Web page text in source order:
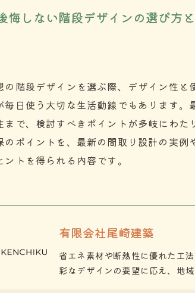
悔しない階段デザインの選び方
の階段デザインを選ぶ際、デザイン性
毎日使う大切な生活動線でもあります
まで、検討すべきポイントが多岐にわ
のポイントを、最新の間取り設計の実
トを得られる内容です。
有限会社尾崎建築
省エネ素材や断熱性に優れた工
彩なデザインの要望に応え、地